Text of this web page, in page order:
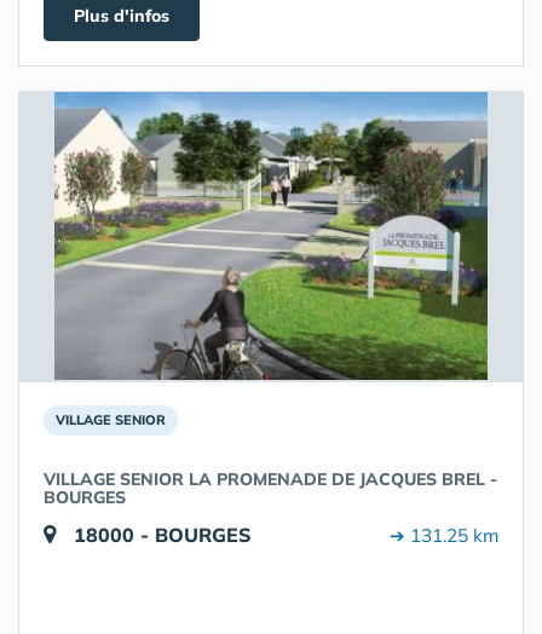
Plus d'infos
VILLAGE SENIOR
VILLAGE SENIOR LA PROMENADE DE JACQUES BREL -
BOURGES
18000 - BOURGES ➔ 131.25 km